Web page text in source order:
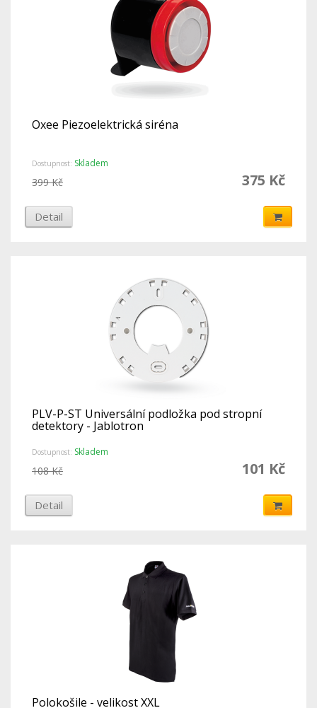
Oxee Piezoelektrická siréna
Dostupnost: Skladem
375 Kč
399 Kč
Detail
PLV-P-ST Universální podložka pod stropní
detektory - Jablotron
Dostupnost: Skladem
101 Kč
108 Kč
Detail
Polokošile - velikost XXL